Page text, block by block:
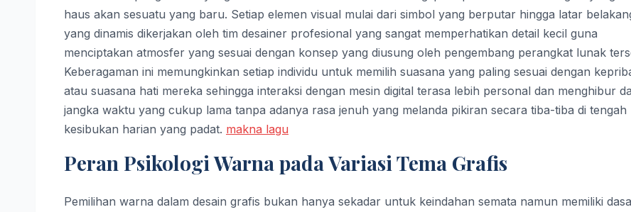
haus akan sesuatu yang baru. Setiap elemen visual mulai dari simbol yang berputar hingga latar
yang dinamis dikerjakan oleh tim desainer profesional yang sangat memperhatikan detail kecil guna
menciptakan atmosfer yang sesuai dengan konsep yang diusung oleh pengembang perangkat lunak
Keberagaman ini memungkinkan setiap individu untuk memilih suasana yang paling sesuai dengan
atau suasana hati mereka sehingga interaksi dengan mesin digital terasa lebih personal dan menghibur
jangka waktu yang cukup lama tanpa adanya rasa jenuh yang melanda pikiran secara tiba-tiba di tengah
kesibukan harian yang padat. makna lagu
Peran Psikologi Warna pada Variasi Tema Grafis
Pemilihan warna dalam desain grafis bukan hanya sekadar untuk keindahan semata namun memiliki